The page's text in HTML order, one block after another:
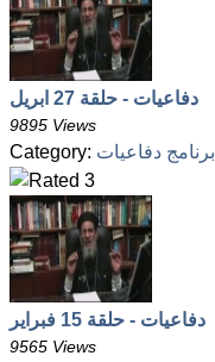
دفاعيات - حلقة 27 ابريل
9895 Views
Category: برنامج دفاعيات
دفاعيات - حلقة 15 فبراير
9565 Views